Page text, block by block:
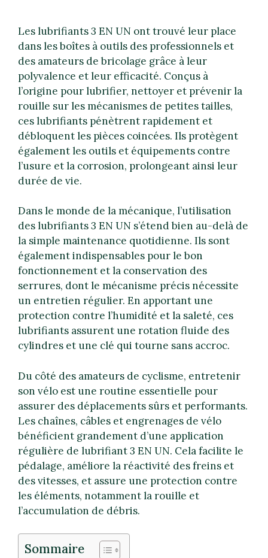
Les lubrifiants 3 EN UN ont trouvé leur place
dans les boîtes à outils des professionnels et
des amateurs de bricolage grâce à leur
polyvalence et leur efficacité. Conçus à
l’origine pour lubrifier, nettoyer et prévenir la
rouille sur les mécanismes de petites tailles,
ces lubrifiants pénètrent rapidement et
débloquent les pièces coincées. Ils protègent
également les outils et équipements contre
l’usure et la corrosion, prolongeant ainsi leur
durée de vie.
Dans le monde de la mécanique, l’utilisation
des lubrifiants 3 EN UN s’étend bien au-delà de
la simple maintenance quotidienne. Ils sont
également indispensables pour le bon
fonctionnement et la conservation des
serrures, dont le mécanisme précis nécessite
un entretien régulier. En apportant une
protection contre l’humidité et la saleté, ces
lubrifiants assurent une rotation fluide des
cylindres et une clé qui tourne sans accroc.
Du côté des amateurs de cyclisme, entretenir
son vélo est une routine essentielle pour
assurer des déplacements sûrs et performants.
Les chaînes, câbles et engrenages de vélo
bénéficient grandement d’une application
régulière de lubrifiant 3 EN UN. Cela facilite le
pédalage, améliore la réactivité des freins et
des vitesses, et assure une protection contre
les éléments, notamment la rouille et
l’accumulation de débris.
Sommaire